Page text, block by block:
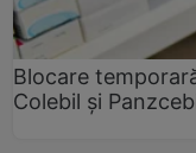
Blocare
Colebil și